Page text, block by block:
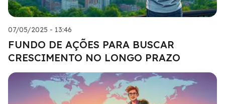
07/05/2025 - 13:46
FUNDO DE AÇÕES PARA BUSCAR
CRESCIMENTO NO LONGO PRAZO